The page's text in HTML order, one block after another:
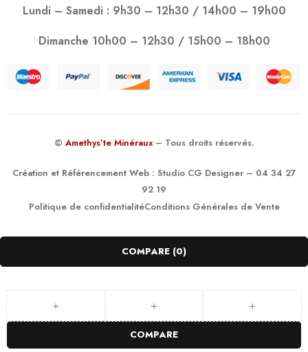
Lundi – Samedi : 9h30 – 12h30 / 14h00 – 19h00
Dimanche 10h00 – 12h30 / 15h00 – 18h00
© Amethys’te Minéraux – Tous droits réservés.
Création et Référencement Web : Studio CG Designer– 04 34 27
92 19
Politique de confidentialitéConditions Générales de Vente
COMPARE (0)
COMPARE